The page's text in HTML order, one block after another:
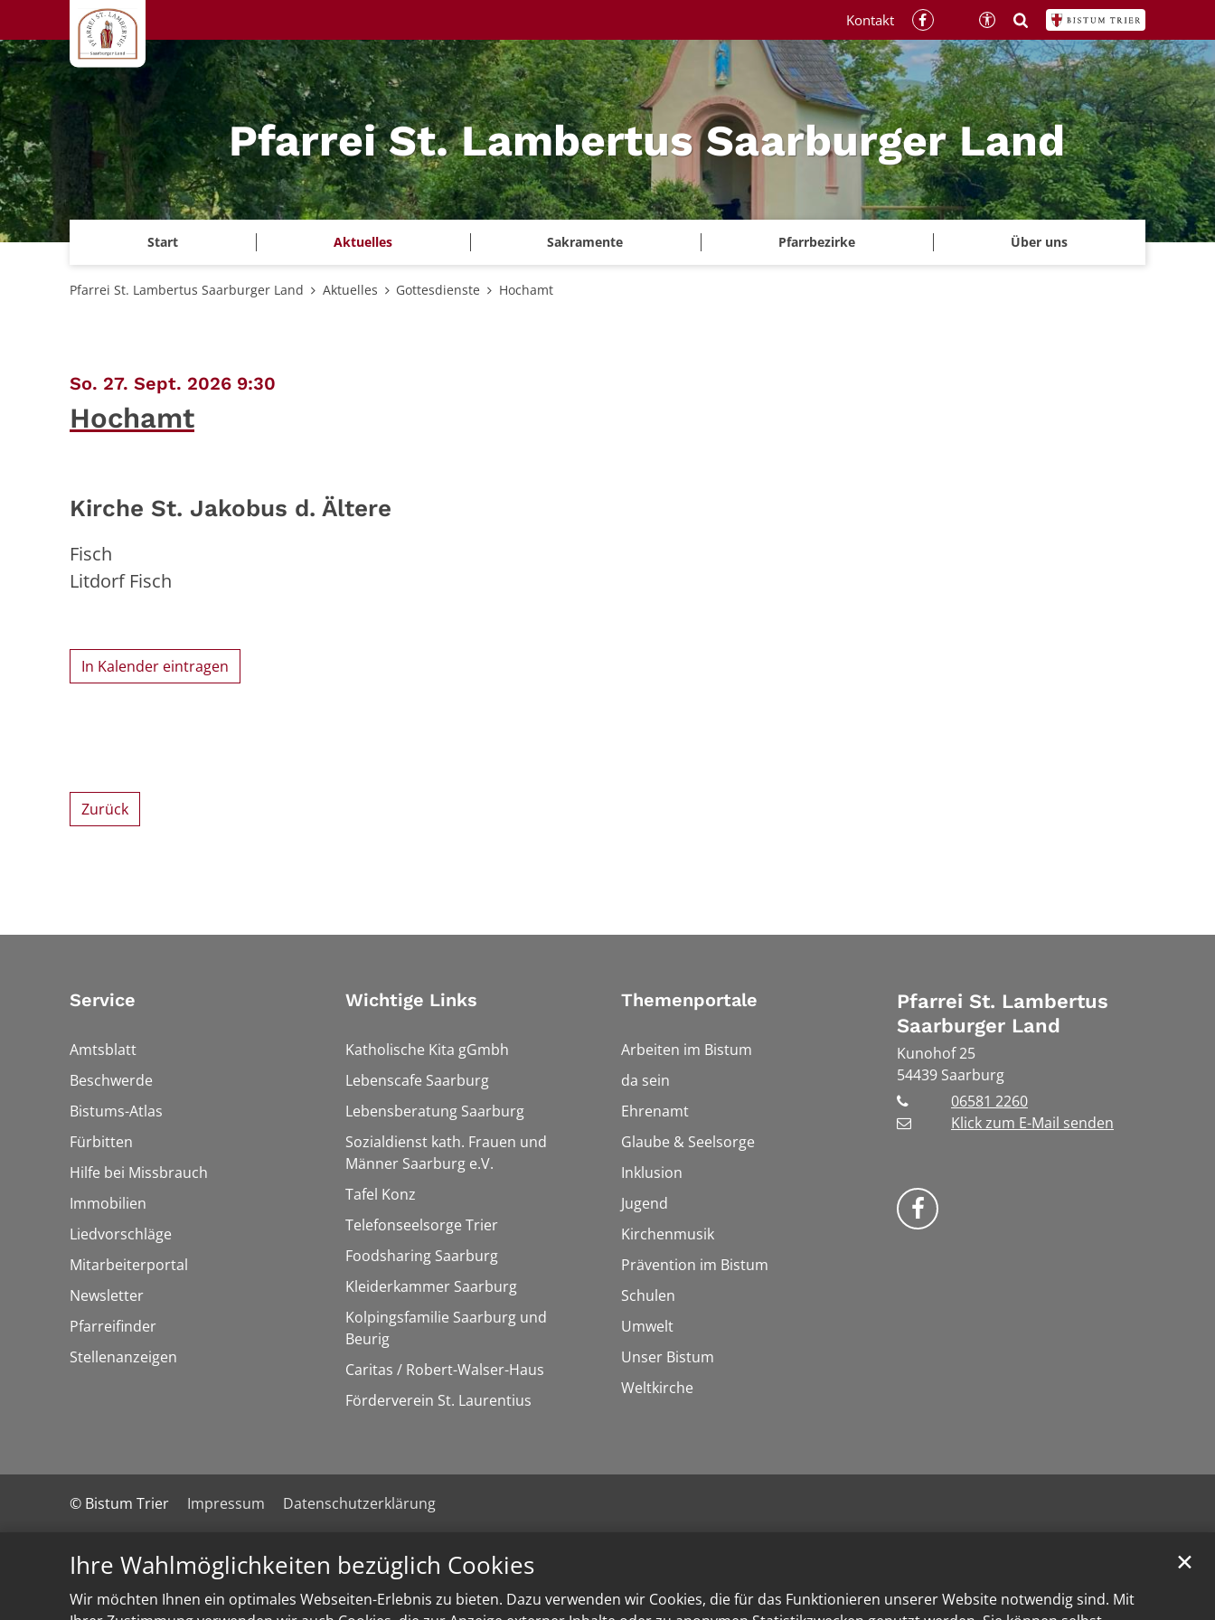
Ihre Wahlmöglichkeiten bezüglich Cookies
Wir möchten Ihnen ein optimales Webseiten-Erlebnis zu bieten. Dazu verwenden wir Cookies, die für das Funktionieren unserer Website notwendig sind. Mit
✕
Zum Inhalt springen
Pfarrei St. Lambertus Saarburger Land
Start Aktuelles Sakramente Pfarrbezirke Über uns
Kontakt
Pfarrei St. Lambertus Saarburger Land Aktuelles Gottesdienste Hochamt
So. 27. Sept. 2026 9:30
Hochamt
Kirche St. Jakobus d. Ältere
Fisch
Litdorf Fisch
In Kalender eintragen
Zurück
Service
Amtsblatt
Beschwerde
Bistums-Atlas
Fürbitten
Hilfe bei Missbrauch
Immobilien
Liedvorschläge
Mitarbeiterportal
Newsletter
Pfarreifinder
Stellenanzeigen
Wichtige Links
Katholische Kita gGmbh
Lebenscafe Saarburg
Lebensberatung Saarburg
Sozialdienst kath. Frauen und
Männer Saarburg e.V.
Tafel Konz
Telefonseelsorge Trier
Foodsharing Saarburg
Kleiderkammer Saarburg
Kolpingsfamilie Saarburg und
Beurig
Caritas / Robert-Walser-Haus
Förderverein St. Laurentius
Themenportale
Arbeiten im Bistum
da sein
Ehrenamt
Glaube & Seelsorge
Inklusion
Jugend
Kirchenmusik
Prävention im Bistum
Schulen
Umwelt
Unser Bistum
Weltkirche
Pfarrei St. Lambertus
Saarburger Land
Kunohof 25
54439 Saarburg
06581 2260
Klick zum E-Mail senden
Bistum Trier auf Facebook
© Bistum Trier Impressum Datenschutzerklärung